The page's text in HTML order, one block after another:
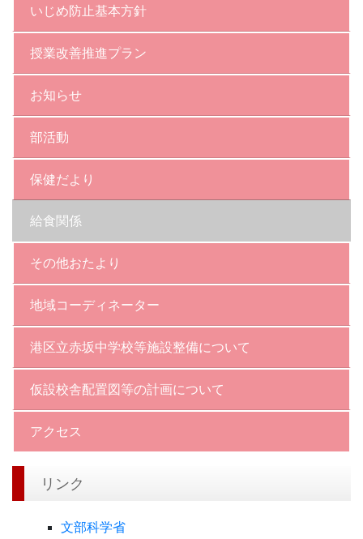
いじめ防止基本方針
授業改善推進プラン
お知らせ
部活動
保健だより
給食関係
その他おたより
地域コーディネーター
港区立赤坂中学校等施設整備について
仮設校舎配置図等の計画について
アクセス
リンク
文部科学省